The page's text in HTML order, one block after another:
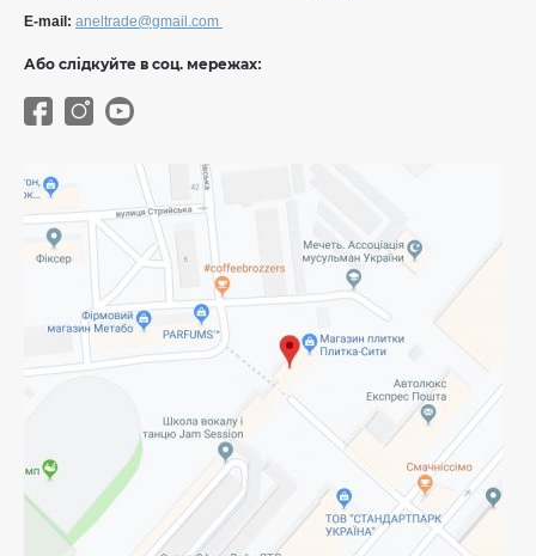
E-mail: aneltrade@gmail.com
Або слідкуйте в соц. мережах: